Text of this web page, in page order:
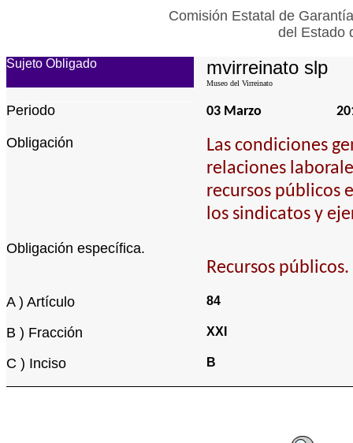
Comisión Estatal de
del Estado
Sujeto Obligado mvirreinato slp
Museo del Virreinato
Periodo 03 Marzo
Obligación
Las condiciones
relaciones
recursos públicos
los sindicatos y
Obligación específica.
Recursos públicos.
A ) Artículo 84
B ) Fracción XXI
C ) Inciso B